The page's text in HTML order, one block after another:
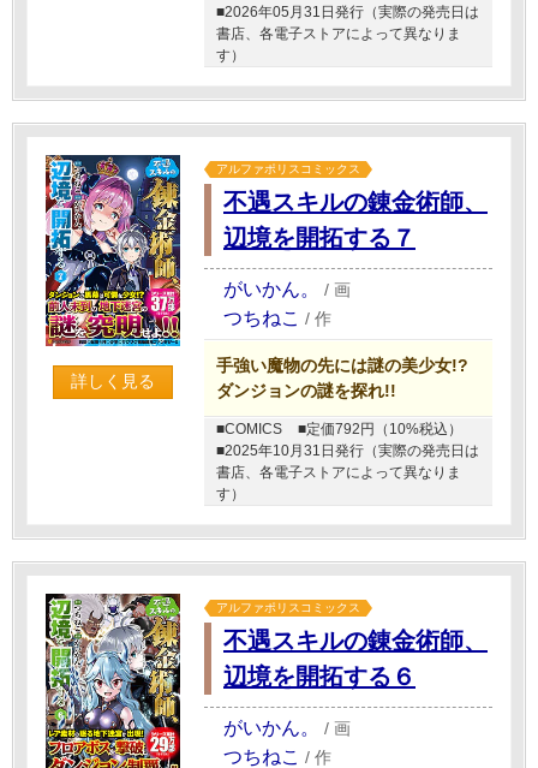
■2026年05月31日発行（実際の発売日は
書店、各電子ストアによって異なりま
す）
詳しく見る
アルファポリスコミックス
不遇スキルの錬金術師、
辺境を開拓する７
がいかん。 / 画
つちねこ / 作
手強い魔物の先には謎の美少女!?
ダンジョンの謎を探れ!!
■COMICS
■定価792円（10%税込）
■2025年10月31日発行（実際の発売日は
書店、各電子ストアによって異なりま
す）
アルファポリスコミックス
不遇スキルの錬金術師、
辺境を開拓する６
がいかん。 / 画
つちねこ / 作